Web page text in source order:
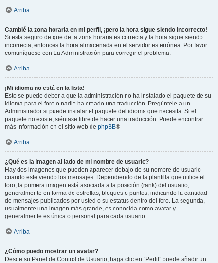
Arriba
Cambié la zona horaria en mi perfil, ¡pero la hora sigue siendo incorrecto!
Si está seguro de que de la zona horaria es correcta y la hora sigue siendo
incorrecta, entonces la hora almacenada en el servidor es errónea. Por favor
comuníquese con La Administración para corregir el problema.
Arriba
¡Mi idioma no está en la lista!
Esto se puede deber a que la administración no ha instalado el paquete de su
idioma para el foro o nadie ha creado una traducción. Pregúntele a un
Administrador si puede instalar el paquete del idioma que necesita. Si el
paquete no existe, siéntase libre de hacer una traducción. Puede encontrar
más información en el sitio web de phpBB®
Arriba
¿Qué es la imagen al lado de mi nombre de usuario?
Hay dos imágenes que pueden aparecer debajo de su nombre de usuario
cuando esté viendo los mensajes. Dependiendo de la plantilla que utilice el
foro, la primera imagen está asociada a la posición (rank) del usuario,
generalmente en forma de estrellas, bloques o puntos, indicando la cantidad
de mensajes publicados por usted o su estatus dentro del foro. La segunda,
usualmente una imagen más grande, es conocida como avatar y
generalmente es única o personal para cada usuario.
Arriba
¿Cómo puedo mostrar un avatar?
Desde su Panel de Control de Usuario, haga clic en “Perfil” puede añadir un